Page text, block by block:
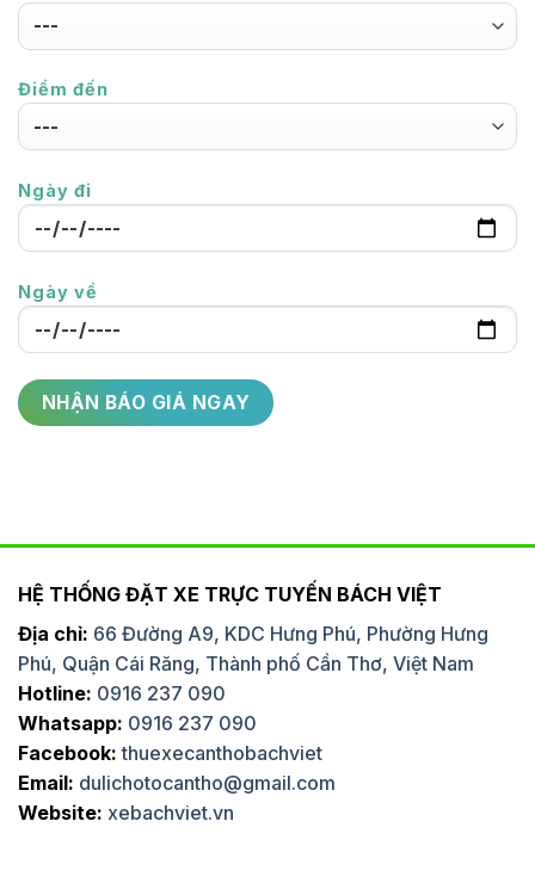
Điểm đến
Ngày đi
Ngày về
HỆ THỐNG ĐẶT XE TRỰC TUYẾN BÁCH VIỆT
Địa chỉ: 66 Đường A9, KDC Hưng Phú, Phường Hưng
Phú, Quận Cái Răng, Thành phố Cần Thơ, Việt Nam
Hotline: 0916 237 090
Whatsapp: 0916 237 090
Facebook: thuexecanthobachviet
Email: dulichotocantho@gmail.com
Website: xebachviet.vn